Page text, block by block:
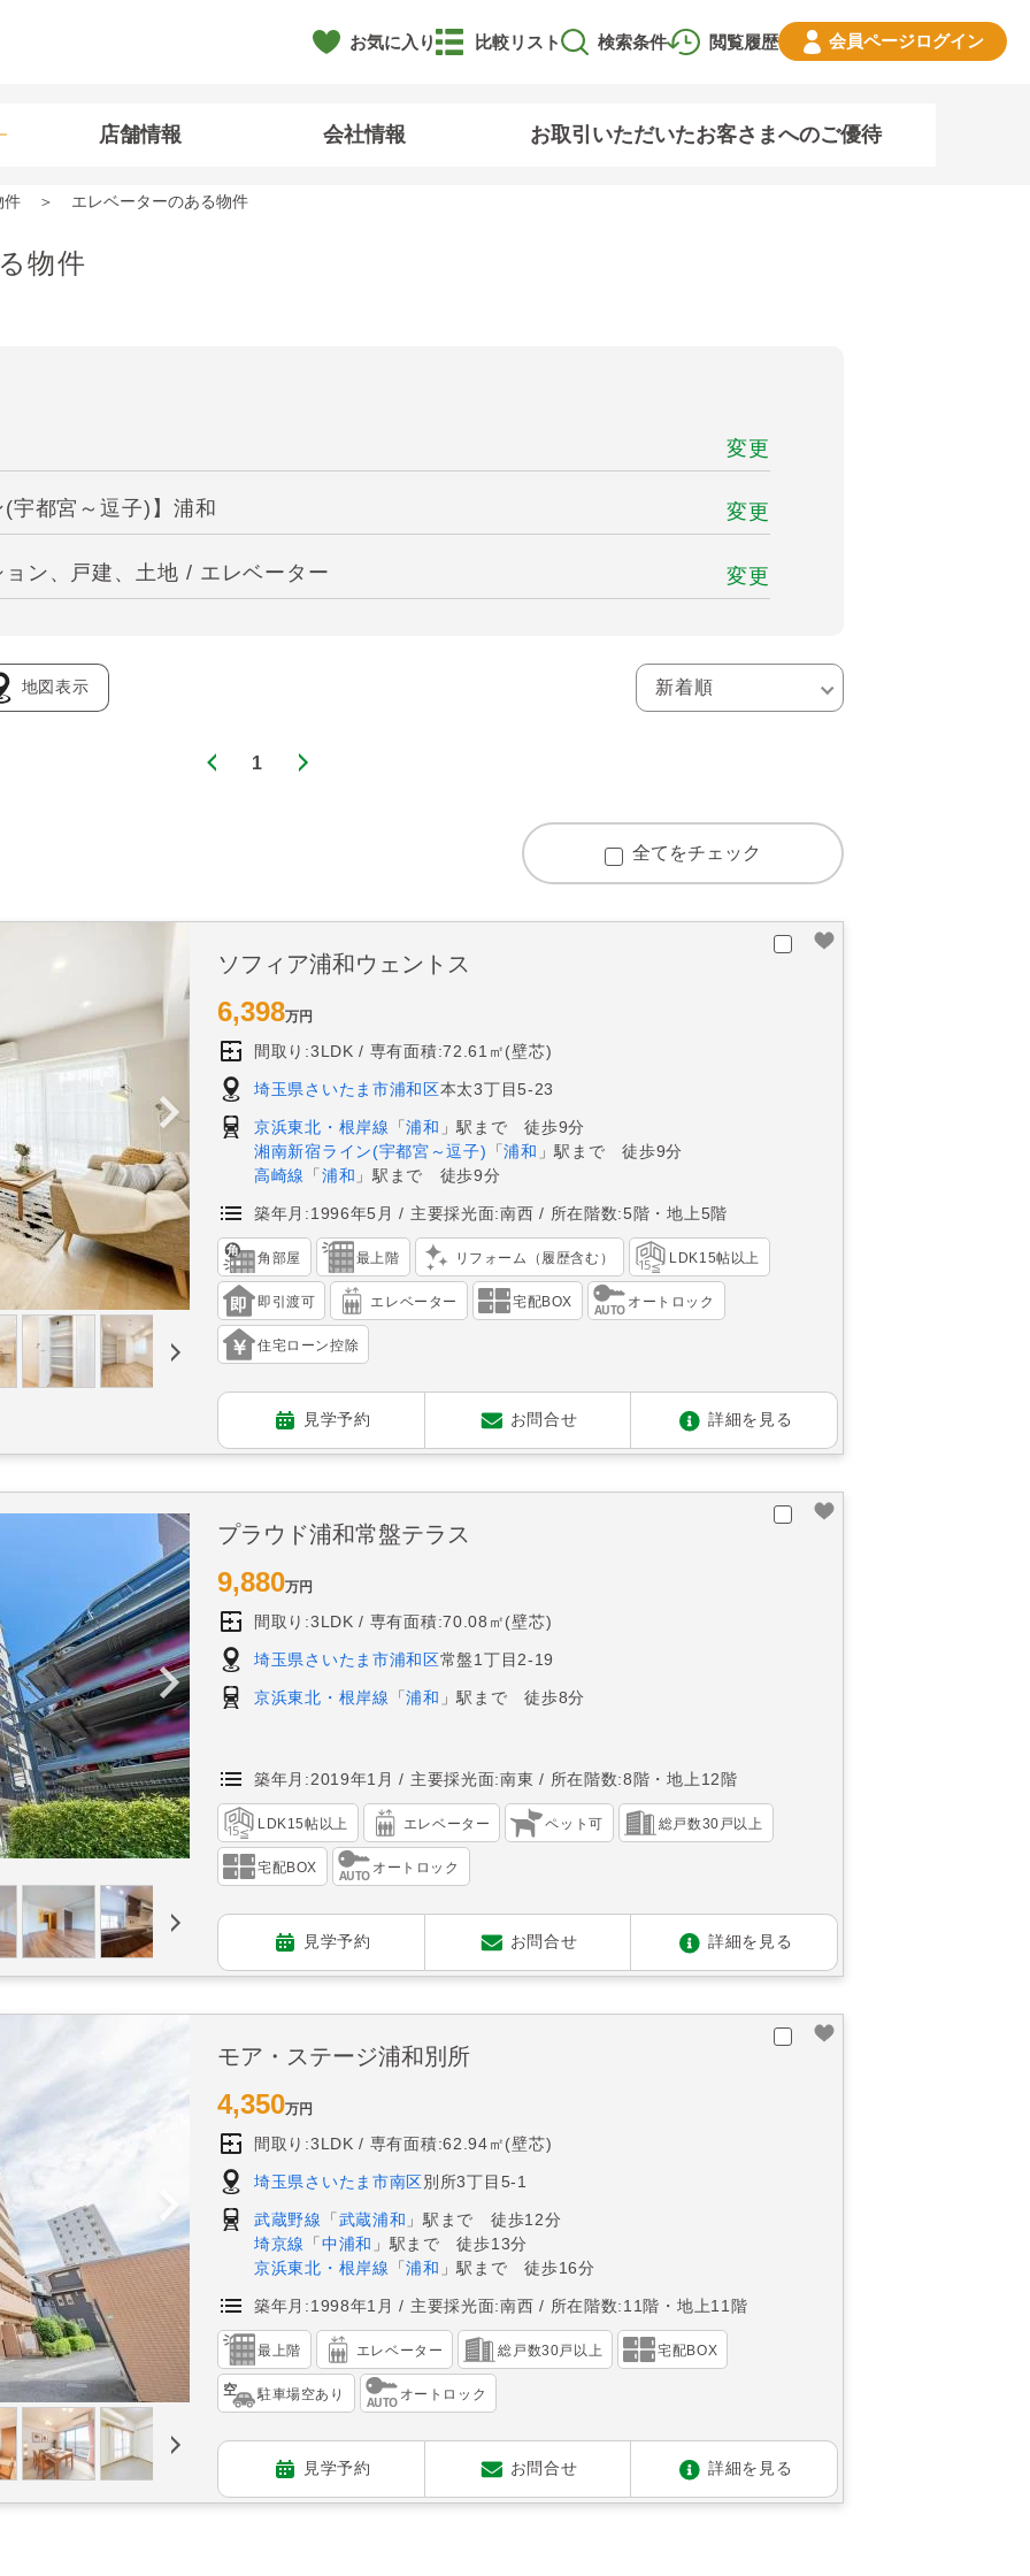
お気に入り 閲覧履歴
比較リスト 検索条件 会員ページログイン
店舗情報 会社情報 お取引いただいたお客さまへのご優待
件 エレベーターのある物件
物件
変更
都宮～逗子)】浦和 変更
ン、戸建、土地 / エレベーター 変更
地図表示
1
全てをチェック
ソフィア浦和ウェントス
6,398万円
間取り:3LDK 専有面積:72.61㎡(壁芯)
埼玉県さいたま市浦和区本太3丁目5-23
京浜東北・根岸線 「浦和 」駅まで 徒歩9分
湘南新宿ライン(宇都宮～逗子) 「浦和 」駅まで 徒歩9分
高崎線
「 浦和 」駅まで 徒歩9分
築年月:1996年5月 主要採光面:南西 所在階数:5階・地上5階
角部屋 最上階 リフォーム（履歴含む） LDK15帖以上
即引渡可 エレベーター 宅配BOX オートロック
住宅ローン控除
見学予約 お問合せ 詳細を見る
プラウド浦和常盤テラス
9,880万円
間取り:3LDK 専有面積:70.08㎡(壁芯)
埼玉県さいたま市浦和区常盤1丁目2-19
京浜東北・根岸線 「浦和 」駅まで 徒歩8分
築年月:2019年1月 主要採光面:南東 所在階数:8階・地上12階
LDK15帖以上 エレベーター ペット可 総戸数30戸以上
宅配BOX オートロック
見学予約 お問合せ 詳細を見る
モア・ステージ浦和別所
4,350万円
間取り:3LDK 専有面積:62.94㎡(壁芯)
埼玉県さいたま市南区別所3丁目5-1
武蔵野線 「 武蔵浦和 」駅まで 徒歩12分
埼京線
「 中浦和 」駅まで 徒歩13分
京浜東北・根岸線
「浦和 」駅まで 徒歩16分
築年月:1998年1月 主要採光面:南西 所在階数:11階・地上11階
最上階 エレベーター 総戸数30戸以上 宅配BOX
駐車場空あり オートロック
見学予約 お問合せ 詳細を見る